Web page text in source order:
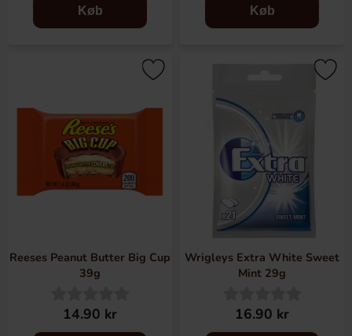
Køb Køb
Reeses Peanut Butter Big Cup
39g
14.90 kr
Wrigleys Extra White Sweet
Mint 29g
16.90 kr